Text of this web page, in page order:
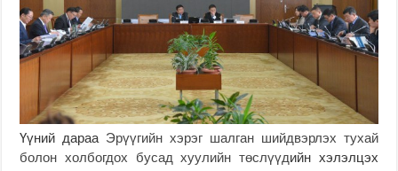
Үүний дараа Эрүүгийн хэрэг шалган шийдвэрлэх тухай
болон холбогдох бусад хуулийн төслүүдийн хэлэлцэх